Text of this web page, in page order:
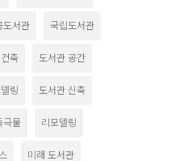
도서관 국립도서관
축 도서관 공간
링 도서관 신축
극물 리모델링
미래 도서관